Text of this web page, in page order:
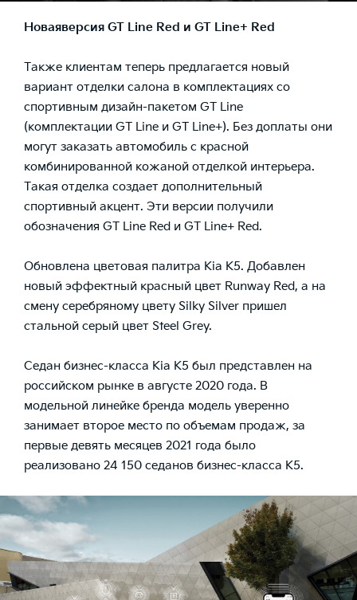
Новаяверсия GT Line Red и GT Line+ Red
Также клиентам теперь предлагается новый
вариант отделки салона в комплектациях со
спортивным дизайн-пакетом GT Line
(комплектации GT Line и GT Line+). Без доплаты они
могут заказать автомобиль с красной
комбинированной кожаной отделкой интерьера.
Такая отделка создает дополнительный
спортивный акцент. Эти версии получили
обозначения GT Line Red и GT Line+ Red.
Обновлена цветовая палитра Kia K5. Добавлен
новый эффектный красный цвет Runway Red, а на
смену серебряному цвету Silky Silver пришел
стальной серый цвет Steel Grey.
Седан бизнес-класса Kia K5 был представлен на
российском рынке в августе 2020 года. В
модельной линейке бренда модель уверенно
занимает второе место по объемам продаж, за
первые девять месяцев 2021 года было
реализовано 24 150 седанов бизнес-класса К5.